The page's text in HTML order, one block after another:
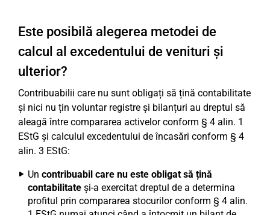
Este posibilă alegerea metodei de
calcul al excedentului de venituri și
ulterior?
Contribuabilii care nu sunt obligați să țină contabilitate
și nici nu țin voluntar registre și bilanțuri au dreptul să
aleagă între compararea activelor conform § 4 alin. 1
EStG și calculul excedentului de încasări conform § 4
alin. 3 EStG:
Un contribuabil care nu este obligat să țină
contabilitate și-a exercitat dreptul de a determina
profitul prin compararea stocurilor conform § 4 alin.